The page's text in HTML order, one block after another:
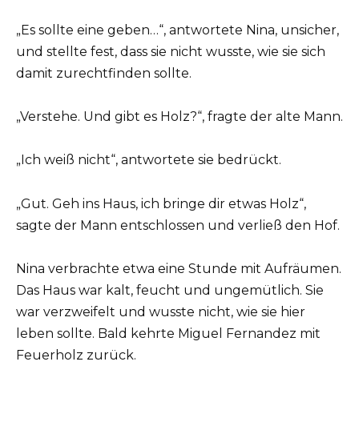
„Es sollte eine geben…“, antwortete Nina, unsicher,
und stellte fest, dass sie nicht wusste, wie sie sich
damit zurechtfinden sollte.
„Verstehe. Und gibt es Holz?“, fragte der alte Mann.
„Ich weiß nicht“, antwortete sie bedrückt.
„Gut. Geh ins Haus, ich bringe dir etwas Holz“,
sagte der Mann entschlossen und verließ den Hof.
Nina verbrachte etwa eine Stunde mit Aufräumen.
Das Haus war kalt, feucht und ungemütlich. Sie
war verzweifelt und wusste nicht, wie sie hier
leben sollte. Bald kehrte Miguel Fernandez mit
Feuerholz zurück.